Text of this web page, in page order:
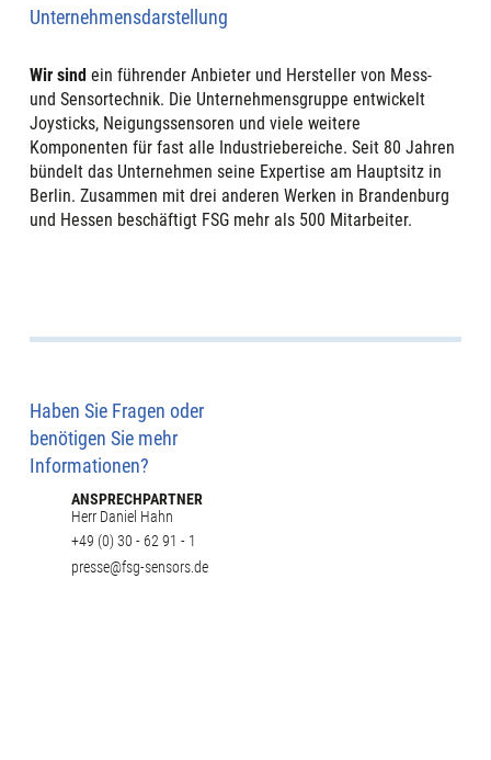
Wir sindein führender Anbieter und Hersteller von Mess-
und Sensortechnik. Die Unternehmensgruppe entwickelt
Joysticks, Neigungssensoren und viele weitere
Komponenten für fast alle Industriebereiche. Seit 80 Jahren
bündelt das Unternehmen seine Expertise am Hauptsitz in
Berlin. Zusammen mit drei anderen Werken in Brandenburg
und Hessen beschäftigt FSG mehr als 500 Mitarbeiter.
+49 (0) 30 - 62 91 - 1
Haben Sie Fragen oder
benötigen Sie mehr
Informationen?
presse@fsg-sensors.de
ANSPRECHPARTNER
Herr Daniel Hahn
Unternehmensdarstellung